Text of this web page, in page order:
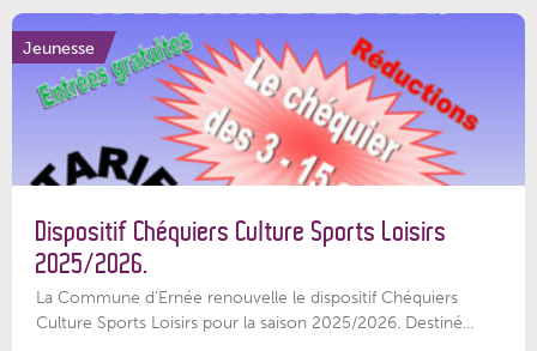
Jeunesse
Dispositif Chéquiers Culture Sports Loisirs
2025/2026.
La Commune d'Ernée renouvelle le dispositif Chéquiers
Culture Sports Loisirs pour la saison 2025/2026. Destiné...